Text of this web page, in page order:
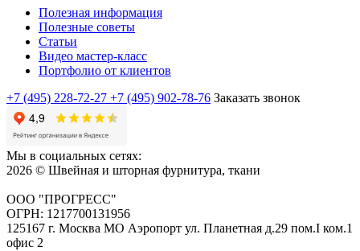
Полезная информация
Полезные советы
Статьи
Видео мастер-класс
Портфолио от клиентов
+7 (495) 228-72-27 +7 (495) 902-78-76 Заказать звонок
Мы в социальных сетях:
2026 © Швейная и шторная фурнитура, ткани
ООО "ПРОГРЕСС"
ОГРН: 1217700131956
125167 г. Москва МО Аэропорт ул. Планетная д.29 пом.I ком.1
офис 2